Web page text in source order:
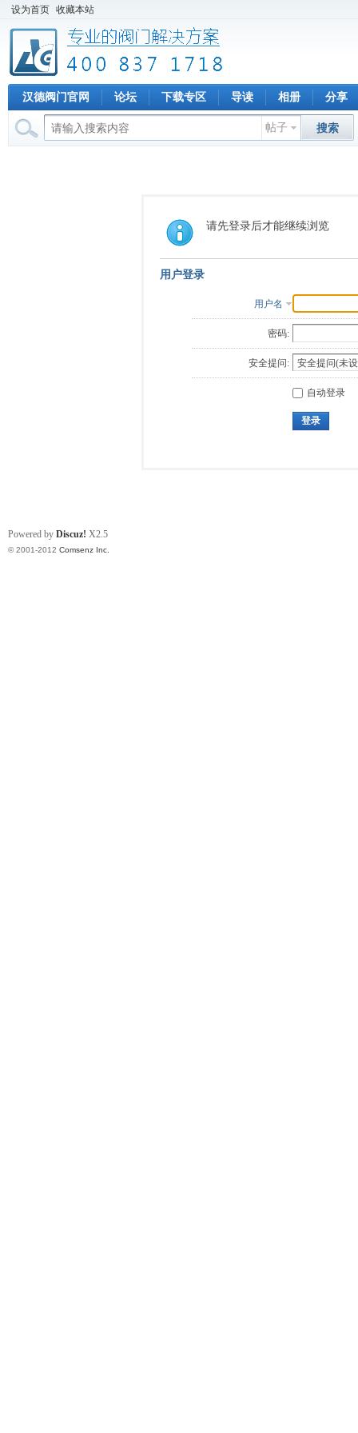
设为首页 收藏本站
汉德阀门官网 论坛 下载专区 导读 相册 分享
帖子 搜索
请先登录后才能继续浏览
用户登录
用户名
密码:
安全提问:
自动登录
登录
Powered by Discuz! X2.5
© 2001-2012 Comsenz Inc.